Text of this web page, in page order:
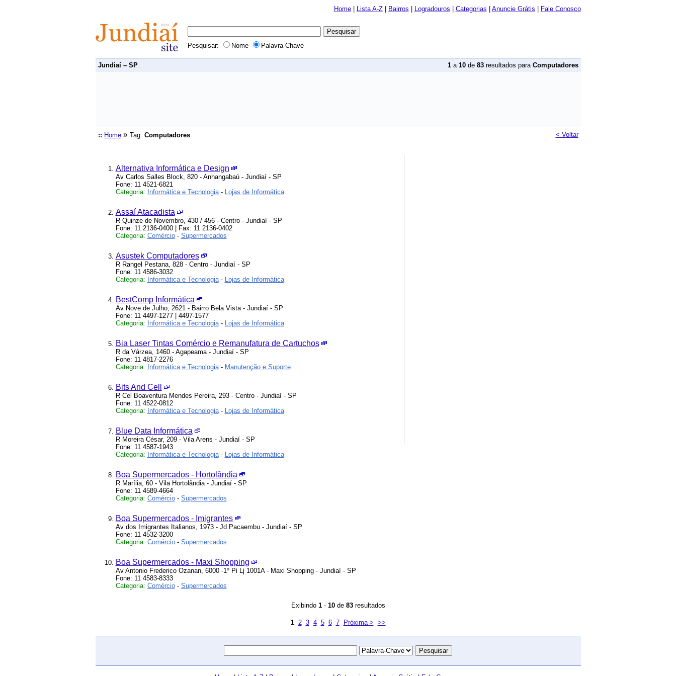
Home| Lista A-Z| Bairros Logradouros Categorias Anuncie Grátis Fale Conosco
Pesquisar: Nome Palavra-Chave
Jundiaí – SP 1a 10de 83resultados para Computadores
:: Home »Tag: Computadores < Voltar
Alternativa Informática e Design
Av Carlos Salles Block, 820 - Anhangabaú - Jundiaí - SP
Fone: 11 4521-6821
Categoria: Informática e Tecnologia- Lojas de Informática
Assaí Atacadista
R Quinze de Novembro, 430 / 456 - Centro - Jundiaí - SP
Fone: 11 2136-0400 | Fax: 11 2136-0402
Categoria: Comércio- Supermercados
Asustek Computadores
R Rangel Pestana, 828 - Centro - Jundiaí - SP
Fone: 11 4586-3032
Categoria: Informática e Tecnologia- Lojas de Informática
BestComp Informática
Av Nove de Julho, 2621 - Bairro Bela Vista - Jundiaí - SP
Fone: 11 4497-1277 | 4497-1577
Categoria: Informática e Tecnologia- Lojas de Informática
Bia Laser Tintas Comércio e Remanufatura de Cartuchos
R da Várzea, 1460 - Agapeama - Jundiaí - SP
Fone: 11 4817-2276
Categoria: Informática e Tecnologia- Manutenção e Suporte
Bits And Cell
R Cel Boaventura Mendes Pereira, 293 - Centro - Jundiaí - SP
Fone: 11 4522-0812
Categoria: Informática e Tecnologia- Lojas de Informática
Blue Data Informática
R Moreira César, 209 - Vila Arens - Jundiaí - SP
Fone: 11 4587-1943
Categoria: Informática e Tecnologia- Lojas de Informática
Boa Supermercados - Hortolândia
R Marília, 60 - Vila Hortolândia - Jundiaí - SP
Fone: 11 4589-4664
Categoria: Comércio- Supermercados
Boa Supermercados - Imigrantes
Av dos Imigrantes Italianos, 1973 - Jd Pacaembu - Jundiaí - SP
Fone: 11 4532-3200
Categoria: Comércio- Supermercados
Boa Supermercados - Maxi Shopping
Av Antonio Frederico Ozanan, 6000 -1º Pi Lj 1001A - Maxi Shopping - Jundiaí - SP
Fone: 11 4583-8333
Categoria: Comércio- Supermercados
Exibindo 1- 10de 83resultados
1 2 3 4 5 6 7 Próxima > >>